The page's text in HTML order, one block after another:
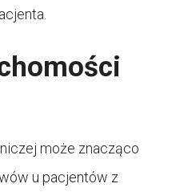
może znacząco
u pacjentów z